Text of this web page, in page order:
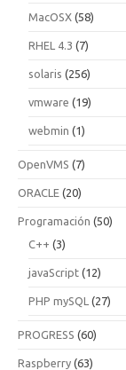
MacOSX (58)
RHEL 4.3 (7)
solaris (256)
vmware (19)
webmin (1)
OpenVMS (7)
ORACLE (20)
Programación (50)
C++ (3)
javaScript (12)
PHP mySQL (27)
PROGRESS (60)
Raspberry (63)